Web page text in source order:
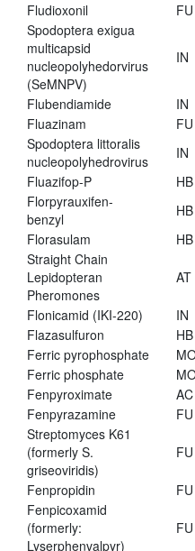
Fludioxonil
FU
Spodoptera exigua
multicapsid
nucleopolyhedorvirus
(SeMNPV)
IN
Flubendiamide IN
Fluazinam
FU
Spodoptera littoralis
nucleopolyhedrovirus
IN
Fluazifop-P
HB
Florpyrauxifen-
benzyl
HB
Florasulam
HB
Straight Chain
Lepidopteran
Pheromones
AT
Flonicamid (IKI-220) IN
Flazasulfuron
HB
Ferric pyrophosphate
Ferric phosphate
Fenpyroximate
AC
Fenpyrazamine
FU
Streptomyces K61
(formerly S.
griseoviridis)
FU
Fenpropidin FU
Fenpicoxamid
(formerly:
Lyserphenvalpyr)
FU